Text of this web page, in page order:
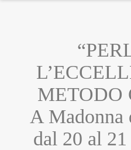
METODO
A
dal 20 al